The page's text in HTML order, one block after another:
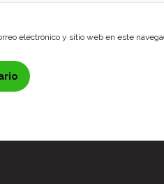
electrónico y sitio web en este